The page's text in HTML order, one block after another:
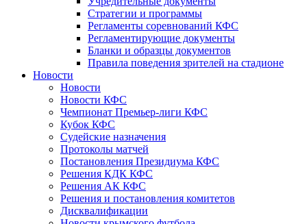
Стратегии и программы
Регламенты соревнований КФС
Регламентирующие документы
Бланки и образцы документов
Правила поведения зрителей на стадионе
Новости
Новости
Новости КФС
Чемпионат Премьер-лиги КФС
Кубок КФС
Судейские назначения
Протоколы матчей
Постановления Президиума КФС
Решения КДК КФС
Решения АК КФС
Решения и постановления комитетов
Дисквалификации